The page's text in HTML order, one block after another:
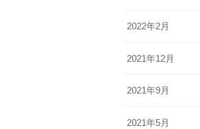
2022年2月
2021年12月
2021年9月
2021年5月